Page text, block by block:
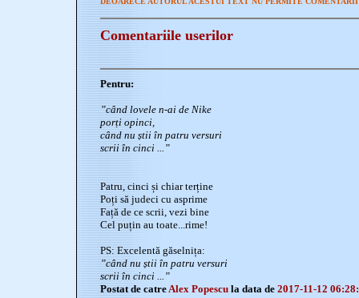
Comentariile userilor
Pentru:
”când lovele n-ai de Nike
porți opinci,
când nu știi în patru versuri
scrii în cinci ...”
Patru, cinci și chiar terține
Poți să judeci cu asprime
Față de ce scrii, vezi bine
Cel puțin au toate...rime!
PS: Excelentă găselnița:
”când nu știi în patru versuri
scrii în cinci ...”
Postat de catreAlex Popescu la data de 2017-11-12